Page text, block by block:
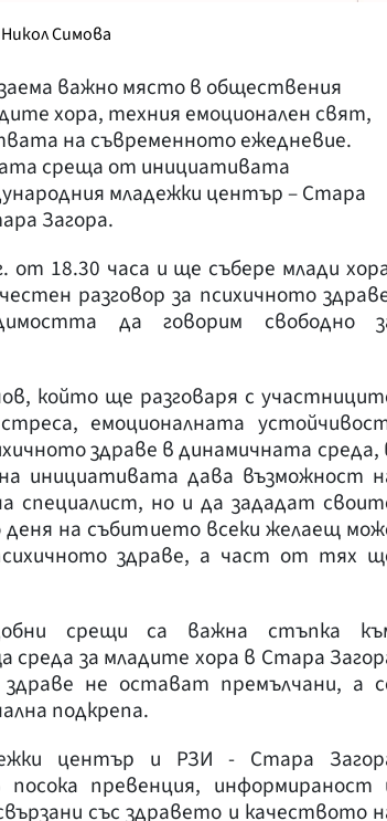
Никол Симова
важно място в обществения
хора, техния емоционален свят,
на съвременното ежедневие.
среща от инициативата
младежки център – Стара
Загора.
18.30 часа и ще събере млади
разговор за психичното
да говорим свободно
който ще разговаря с
емоционалната
здраве в динамичната среда,
инициативата дава възможност
специалист, но и да зададат
деня на събитието всеки желаещ
здраве, а част от тях
срещи са важна стъпка
за младите хора в Стара
не остават премълчани, а
подкрепа.
център и РЗИ - Стара
превенция, информираност
със здравето и качеството